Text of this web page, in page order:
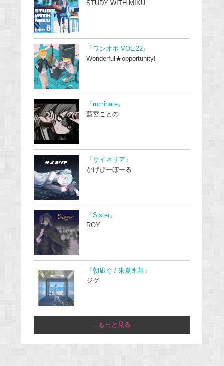
STUDY WITH MIKU
『ワンオポ VOL.22』
Wonderful★opportunity!
『ruminate』
藍宮ことの
『サイネリア』
かげぴーぼーる
『Sister』
ROY
『朝凪ぐ / 朱夏氷菓』
ジグ
...もっと見る